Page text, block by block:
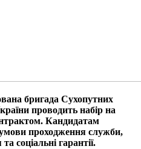
бригада Сухопутних
проводить набір на
Кандидатам
проходження служби,
соціальні гарантії.